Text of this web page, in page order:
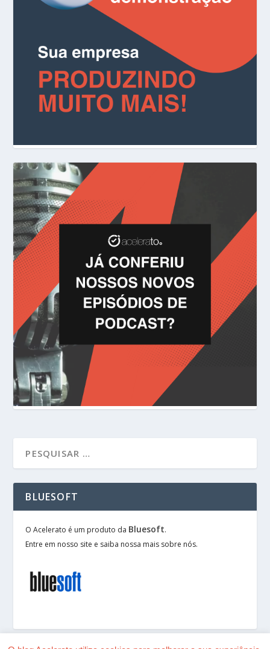
BLUESOFT
O Acelerato é um produto da Bluesoft.
Entre em nosso site e saiba nossa mais sobre nós.